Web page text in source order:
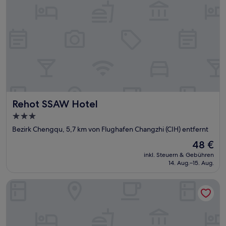
Rehot SSAW Hotel
Rehot SSAW Hotel
3.0-
Sterne-
Bezirk Chengqu, 5,7 km von Flughafen Changzhi (CIH) entfernt
Der
Preis
beträgt
48 €
inkl. Steuern & Gebühren
14. Aug.–15. Aug.
The Odeon Hotel Americano